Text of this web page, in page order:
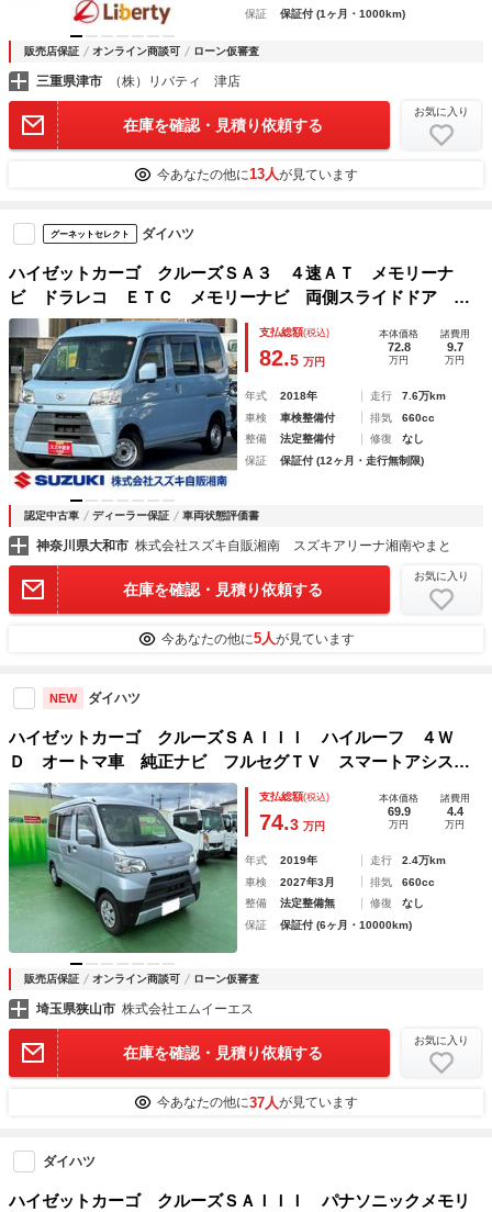
保証
保証付 (1ヶ月・1000km)
販売店保証 オンライン商談可 ローン仮審査
三重県津市 （株）リバティ 津店
在庫を確認・見積り依頼する
お気に入り
今あなたの他に13人が見ています
グーネットセレクト ダイハツ
ハイゼットカーゴ クルーズＳＡ３ ４速ＡＴ メモリーナ
ビ ドラレコ ＥＴＣ メモリーナビ 両側スライドドア ド
ライブレコーダー ＥＴＣ キーレスエントリー フロントシ
ェルフ スマートアシスト ＵＳＢソケット アイドルストッ
プ機能 トラクションコントロール 電動格納ドアミラー
支払総額(税込)
82.5 万円
本体価格
72.8
万円
諸費用
9.7
万円
年式 2018年 走行
7.6万km
車検
車検整備付 排気
660cc
整備
法定整備付 修復
なし
保証
保証付 (12ヶ月・走行無制限)
認定中古車 ディーラー保証 車両状態評価書
神奈川県大和市 株式会社スズキ自販湘南 スズキアリーナ湘南やまと
在庫を確認・見積り依頼する
お気に入り
今あなたの他に5人が見ています
NEW ダイハツ
ハイゼットカーゴ クルーズＳＡＩＩＩ ハイルーフ ４Ｗ
Ｄ オートマ車 純正ナビ フルセグＴＶ スマートアシス
ト 車線逸脱警報 オートマチックハイビーム アイドリング
ストップ キーレス 前席パワーウインドウ ドライブレコー
ダー
支払総額(税込)
74.3 万円
本体価格
69.9
万円
諸費用
4.4
万円
年式 2019年 走行
2.4万km
車検
2027年3月 排気
660cc
整備
法定整備無 修復
なし
保証
保証付 (6ヶ月・10000km)
販売店保証 オンライン商談可 ローン仮審査
埼玉県狭山市 株式会社エムイーエス
在庫を確認・見積り依頼する
お気に入り
今あなたの他に37人が見ています
ダイハツ
ハイゼットカーゴ クルーズＳＡＩＩＩ パナソニックメモリ